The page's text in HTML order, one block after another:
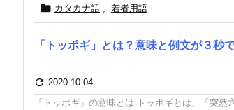
 カタカナ語 , 若者用語
「トッポギ」とは？意味と例文が３秒
 2020-10-04
「トッポギ」の意味とは トッポギとは、「突